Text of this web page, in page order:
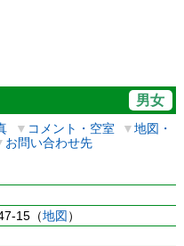
男女
▼ コメント・空室 ▼地図・
お問い合わせ先
15（地図 ）